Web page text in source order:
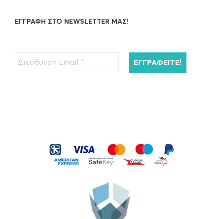
ΕΓΓΡΑΦΉ ΣΤΟ NEWSLETTER ΜΑΣ!